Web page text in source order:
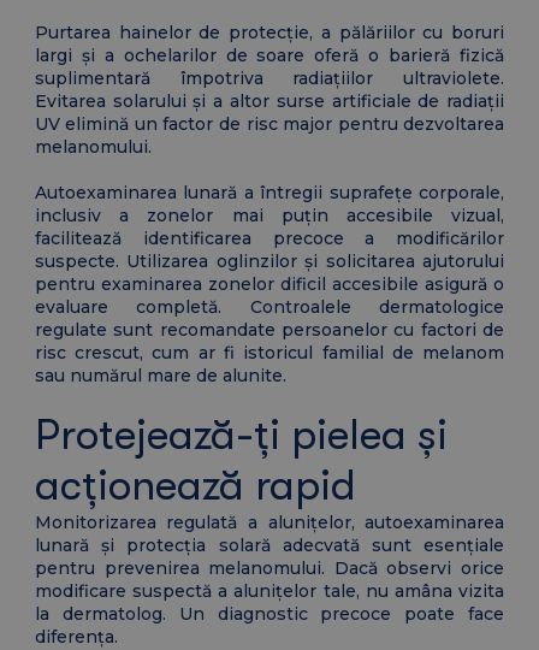
Purtarea hainelor de protecție, a pălăriilor cu boruri
largi și a ochelarilor de soare oferă o barieră fizică
suplimentară împotriva radiațiilor ultraviolete.
Evitarea solarului și a altor surse artificiale de radiații
UV elimină un factor de risc major pentru dezvoltarea
melanomului.
Autoexaminarea lunară a întregii suprafețe corporale,
inclusiv a zonelor mai puțin accesibile vizual,
facilitează identificarea precoce a modificărilor
suspecte. Utilizarea oglinzilor și solicitarea ajutorului
pentru examinarea zonelor dificil accesibile asigură o
evaluare completă. Controalele dermatologice
regulate sunt recomandate persoanelor cu factori de
risc crescut, cum ar fi istoricul familial de melanom
sau numărul mare de alunite.
Protejează-ți pielea și
acționează rapid
Monitorizarea regulată a alunițelor, autoexaminarea
lunară și protecția solară adecvată sunt esențiale
pentru prevenirea melanomului. Dacă observi orice
modificare suspectă a alunițelor tale, nu amâna vizita
la dermatolog. Un diagnostic precoce poate face
diferența.